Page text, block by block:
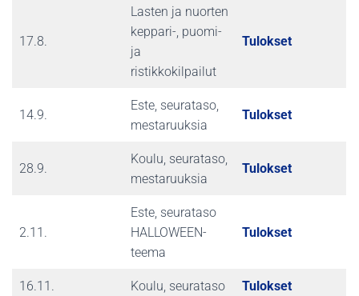
17.8.
Lasten ja nuorten
keppari-, puomi-
ja
ristikkokilpailut
Tulokset
14.9.
Este, seurataso,
mestaruuksia
Tulokset
28.9.
Koulu, seurataso,
mestaruuksia
Tulokset
2.11.
Este, seurataso
HALLOWEEN-
teema
Tulokset
16.11. Koulu, seurataso Tulokset